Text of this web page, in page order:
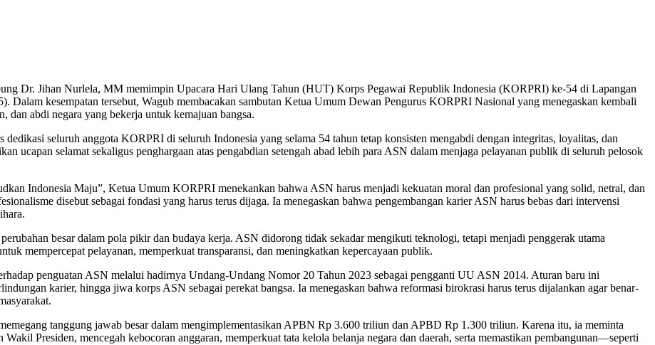
Dr. Jihan Nurlela, MM memimpin Upacara Hari Ulang Tahun (HUT) Korps Pegawai Republik Indonesia (KORPRI) ke-54 di Lapangan
kesempatan tersebut, Wagub membacakan sambutan Ketua Umum Dewan Pengurus KORPRI Nasional yang menegaskan kembali
abdi negara yang bekerja untuk kemajuan bangsa.
dedikasi seluruh anggota KORPRI di seluruh Indonesia yang selama 54 tahun tetap konsisten mengabdi dengan integritas, loyalitas, dan
ucapan selamat sekaligus penghargaan atas pengabdian setengah abad lebih para ASN dalam menjaga pelayanan publik di seluruh pelosok
Indonesia Maju”, Ketua Umum KORPRI menekankan bahwa ASN harus menjadi kekuatan moral dan profesional yang solid, netral, dan
disebut sebagai fondasi yang harus terus dijaga. Ia menegaskan bahwa pengembangan karier ASN harus bebas dari intervensi
besar dalam pola pikir dan budaya kerja. ASN didorong tidak sekadar mengikuti teknologi, tetapi menjadi penggerak utama
mempercepat pelayanan, memperkuat transparansi, dan meningkatkan kepercayaan publik.
penguatan ASN melalui hadirnya Undang-Undang Nomor 20 Tahun 2023 sebagai pengganti UU ASN 2014. Aturan baru ini
karier, hingga jiwa korps ASN sebagai perekat bangsa. Ia menegaskan bahwa reformasi birokrasi harus terus dijalankan agar benar-
tanggung jawab besar dalam mengimplementasikan APBN Rp 3.600 triliun dan APBD Rp 1.300 triliun. Karena itu, ia meminta
Presiden, mencegah kebocoran anggaran, memperkuat tata kelola belanja negara dan daerah, serta memastikan pembangunan—seperti